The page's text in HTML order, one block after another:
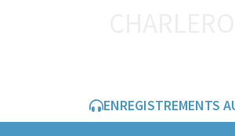
ENREGISTREMENTS